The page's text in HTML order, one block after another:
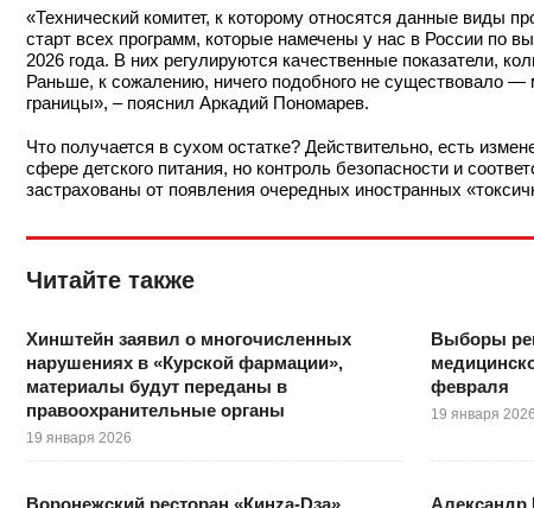
«Технический комитет, к которому относятся данные виды
старт всех программ, которые намечены у нас в России по
2026 года. В них регулируются качественные показатели,
Раньше, к сожалению, ничего подобного не существовало
границы», – пояснил Аркадий Пономарев.
Что получается в сухом остатке? Действительно, есть
сфере детского питания, но контроль безопасности и
застрахованы от появления очередных иностранных
Читайте также
Хинштейн заявил о многочисленных
нарушениях в «Курской фармации»,
материалы будут переданы в
правоохранительные органы
19 января 2026
Выборы
февраля
19 января 2026
Воронежский ресторан «Кинzа-Dза»
Александр